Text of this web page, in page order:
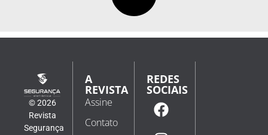
© 2026
Revista
Segurança
A
REVISTA
Assine
Contato
REDES
SOCIAIS